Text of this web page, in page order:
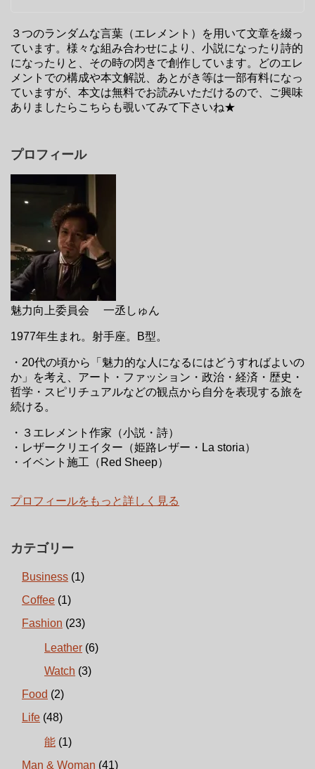
３つのランダムな言葉（エレメント）を用いて文章を綴っ
ています。様々な組み合わせにより、小説になったり詩的
になったりと、その時の閃きで創作しています。どのエレ
メントでの構成や本文解説、あとがき等は一部有料になっ
ていますが、本文は無料でお読みいただけるので、ご興味
ありましたらこちらも覗いてみて下さいね★
プロフィール
魅力向上委員会 一丞しゅん
1977年生まれ。射手座。B型。
・20代の頃から「魅力的な人になるにはどうすればよいの
か」を考え、アート・ファッション・政治・経済・歴史・
哲学・スピリチュアルなどの観点から自分を表現する旅を
続ける。
・３エレメント作家（小説・詩）
・レザークリエイター（姫路レザー・La storia）
・イベント施工（Red Sheep）
プロフィールをもっと詳しく見る
カテゴリー
Business (1)
Coffee (1)
Fashion (23)
Leather (6)
Watch (3)
Food (2)
Life (48)
能 (1)
Man & Woman (41)